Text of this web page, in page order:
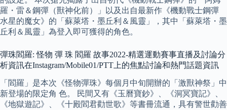
羅・雷＆鋼彈（獸神化前）」以及出自最新作《機動戰士鋼彈
水星的魔女》的「蘇萊塔・墨丘利＆風靈」，其中「蘇萊塔・墨
丘利＆風靈」為登入即可獲得的角色。
彈珠閻羅: 怪物 彈 珠 閻羅 故事2022-精選運動賽事直播及討論分
析資訊在Instagram/Mobile01/PTT上的焦點討論和熱門話題資訊
「閻羅」是本次《怪物彈珠》每個月中旬開辦的「激獸神祭」中
新登場的限定角 色。 民間又有《玉曆寶鈔》、《洞冥寶記》、
《地獄遊記》、《十殿閻君勸世歌》等書冊流通，具有警世勸善